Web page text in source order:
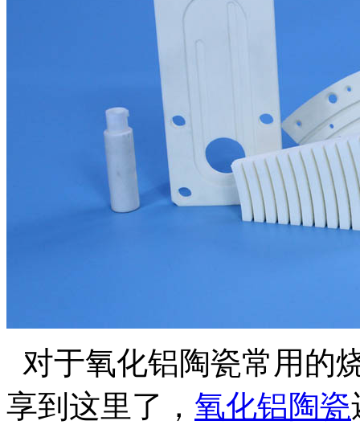
对于氧化铝陶瓷常用的
享到这里了， 氧化铝陶瓷